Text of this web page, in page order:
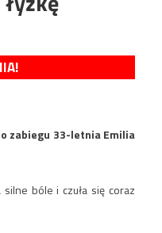
zabiegu 33-letnia Emilia
bóle i czuła się coraz